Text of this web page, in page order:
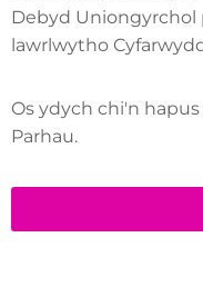
Debyd Uniongyrchol
lawrlwytho
Os ydych chi'n
Parhau.